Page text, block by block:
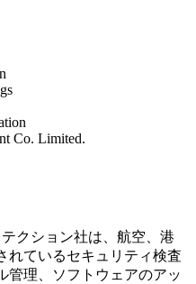
Co. Limited.
クション社は、航空、港
れているセキュリティ検査
管理、ソフトウェアのアッ